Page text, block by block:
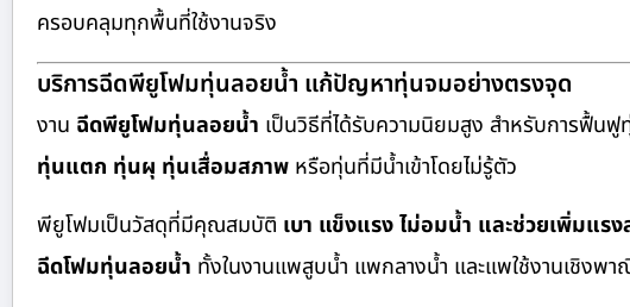
ครอบคลุมทุกพื้นที่ใช้งานจริง
บริการฉีดพียูโฟมทุ่นลอยน้ำ แก้ปัญหาทุ่นจมอย่างตรงจุด
งาน ฉีดพียูโฟมทุ่นลอยน้ำ เป็นวิธีที่ได้รับความนิยมสูง สำหรับการฟื้นฟู
ทุ่นแตก ทุ่นผุ ทุ่นเสื่อมสภาพ หรือทุ่นที่มีน้ำเข้าโดยไม่รู้ตัว
พียูโฟมเป็นวัสดุที่มีคุณสมบัติ เบา แข็งแรง ไม่อมน้ำ และช่วยเพิ่มแร
ฉีดโฟมทุ่นลอยน้ำ ทั้งในงานแพสูบน้ำ แพกลางน้ำ และแพใช้งานเชิงพ